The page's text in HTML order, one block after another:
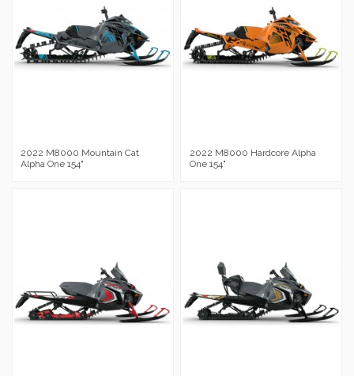
2022 M8000 Mountain Cat
Alpha One 154"
2022 M8000 Hardcore Alpha
One 154"